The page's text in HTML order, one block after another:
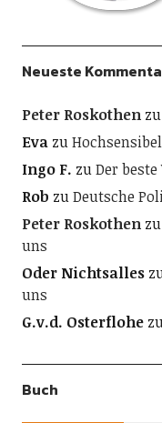
Neueste
Peter Roskothenzu
EvazuHochsensibel
Ingo F. zuDer
Rob zuDeutsche
Peter Roskothenzu
uns
Oder Nichtsalles
uns
G.v.d. Osterflohe
Buch